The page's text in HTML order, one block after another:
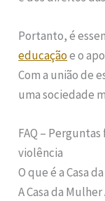
Portanto, é
educaçãoe o
Com a união de
uma sociedade
FAQ –
violência
O que é a Casa
A Casa da